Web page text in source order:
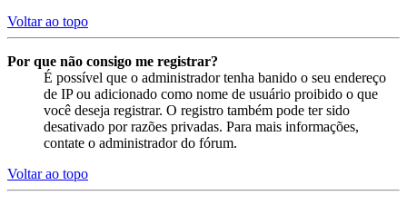
Voltar ao topo
Por que não consigo me registrar?
É possível que o administrador tenha banido o seu endereço
de IP ou adicionado como nome de usuário proibido o que
você deseja registrar. O registro também pode ter sido
desativado por razões privadas. Para mais informações,
contate o administrador do fórum.
Voltar ao topo